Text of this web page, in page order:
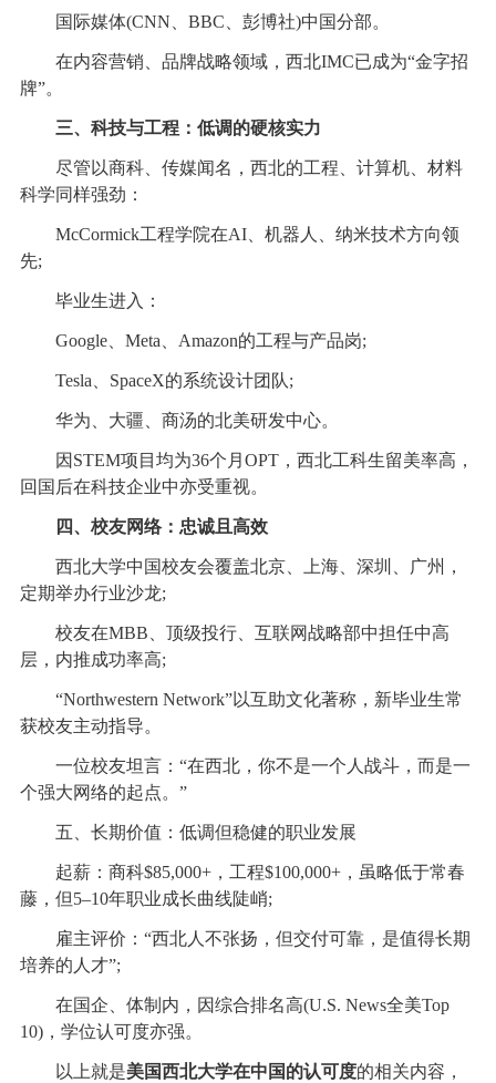
国际媒体(CNN、BBC、彭博社)中国分部。
在内容营销、品牌战略领域，西北IMC已成为“金字招
牌”。
三、科技与工程：低调的硬核实力
尽管以商科、传媒闻名，西北的工程、计算机、材料
科学同样强劲：
McCormick工程学院在AI、机器人、纳米技术方向领
先;
毕业生进入：
Google、Meta、Amazon的工程与产品岗;
Tesla、SpaceX的系统设计团队;
华为、大疆、商汤的北美研发中心。
因STEM项目均为36个月OPT，西北工科生留美率高，
回国后在科技企业中亦受重视。
四、校友网络：忠诚且高效
西北大学中国校友会覆盖北京、上海、深圳、广州，
定期举办行业沙龙;
校友在MBB、顶级投行、互联网战略部中担任中高
层，内推成功率高;
“Northwestern Network”以互助文化著称，新毕业生常
获校友主动指导。
一位校友坦言：“在西北，你不是一个人战斗，而是一
个强大网络的起点。”
五、长期价值：低调但稳健的职业发展
起薪：商科$85,000+，工程$100,000+，虽略低于常春
藤，但5–10年职业成长曲线陡峭;
雇主评价：“西北人不张扬，但交付可靠，是值得长期
培养的人才”;
在国企、体制内，因综合排名高(U.S. News全美Top
10)，学位认可度亦强。
以上就是美国西北大学在中国的认可度的相关内容，